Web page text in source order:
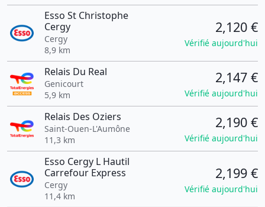
Esso St Christophe
Cergy
Cergy
8,9 km
2,120 €
Vérifié aujourd'hui
Relais Du Real
Genicourt
5,9 km
2,147 €
Vérifié aujourd'hui
Relais Des Oziers
Saint-Ouen-L'Aumône
11,3 km
2,190 €
Vérifié aujourd'hui
Esso Cergy L Hautil
Carrefour Express
Cergy
11,4 km
2,199 €
Vérifié aujourd'hui